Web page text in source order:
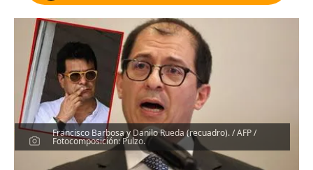
Francisco Barbosa y Danilo Rueda (recuadro). / AFP /
Fotocomposición: Pulzo.
Escucha el artículo